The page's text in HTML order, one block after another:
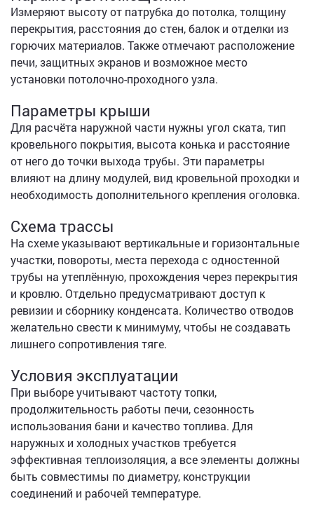
Измеряют высоту от патрубка до потолка, толщину
перекрытия, расстояния до стен, балок и отделки из
горючих материалов. Также отмечают расположение
печи, защитных экранов и возможное место
установки потолочно-проходного узла.
Параметры крыши
Для расчёта наружной части нужны угол ската, тип
кровельного покрытия, высота конька и расстояние
от него до точки выхода трубы. Эти параметры
влияют на длину модулей, вид кровельной проходки и
необходимость дополнительного крепления оголовка.
Схема трассы
На схеме указывают вертикальные и горизонтальные
участки, повороты, места перехода с одностенной
трубы на утеплённую, прохождения через перекрытия
и кровлю. Отдельно предусматривают доступ к
ревизии и сборнику конденсата. Количество отводов
желательно свести к минимуму, чтобы не создавать
лишнего сопротивления тяге.
Условия эксплуатации
При выборе учитывают частоту топки,
продолжительность работы печи, сезонность
использования бани и качество топлива. Для
наружных и холодных участков требуется
эффективная теплоизоляция, а все элементы должны
быть совместимы по диаметру, конструкции
соединений и рабочей температуре.